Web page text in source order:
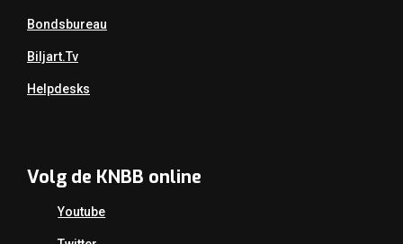
Bondsbureau
Biljart.tv
Helpdesks
Volg de KNBB online
Youtube